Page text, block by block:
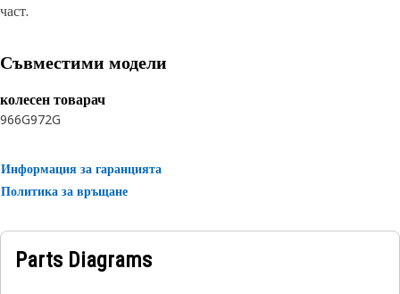
част.
Съвместими модели
колесен товарач
966G972G
Информация за гаранцията
Политика за връщане
Parts Diagrams